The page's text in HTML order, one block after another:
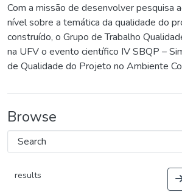
Com a missão de desenvolver pesquisa
nível sobre a temática da qualidade do
construído, o Grupo de Trabalho
na UFV o evento científico IV SBQP –
de Qualidade do Projeto no Ambiente
Browse
results